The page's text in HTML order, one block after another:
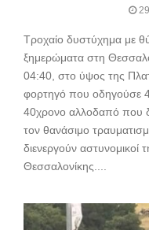
Τροχαίο δυστύχημα με
ξημερώματα στη
04:40, στο ύψος της
φορτηγό που οδηγούσε
40χρονο αλλοδαπό που
τον θανάσιμο
διενεργούν αστυνομικοί
Θεσσαλονίκης....